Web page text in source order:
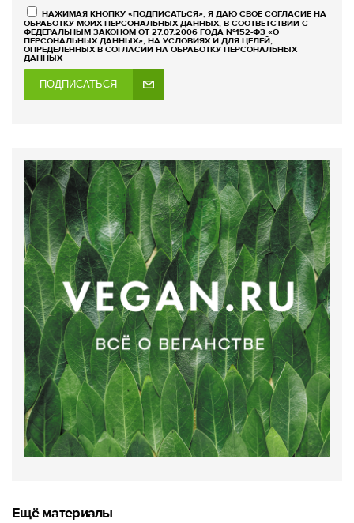
НАЖИМАЯ КНОПКУ «ПОДПИСАТЬСЯ», Я ДАЮ СВОЕ СОГЛАСИЕ НА
ОБРАБОТКУ МОИХ ПЕРСОНАЛЬНЫХ ДАННЫХ, В СООТВЕТСТВИИ С
ФЕДЕРАЛЬНЫМ ЗАКОНОМ ОТ 27.07.2006 ГОДА №152-ФЗ «О
ПЕРСОНАЛЬНЫХ ДАННЫХ», НА УСЛОВИЯХ И ДЛЯ ЦЕЛЕЙ,
ОПРЕДЕЛЕННЫХ В СОГЛАСИИ НА ОБРАБОТКУ ПЕРСОНАЛЬНЫХ
ДАННЫХ
ПОДПИСАТЬСЯ
Ещё материалы